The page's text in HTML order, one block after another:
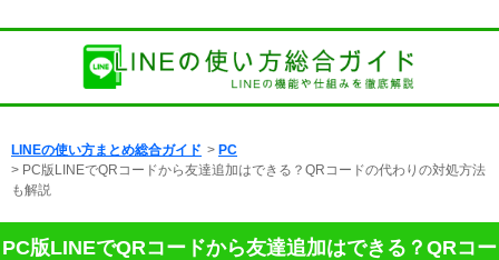
LINEの使い方まとめ総合ガイド > PC
> PC版LINEでQRコードから友達追加はできる？QRコードの代わりの対処方法
も解説
PC版LINEでQRコードから友達追加はできる？QRコー